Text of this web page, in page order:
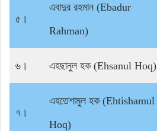
৫।
এবাদুর রহমান (Ebadur
Rahman)
৬। এহছানুল হক (Ehsanul Hoq)
৭।
এহতেশামুল হক (Ehtishamul
Hoq)